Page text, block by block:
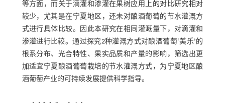
等方面，而关于滴灌和渗灌在果树应用上的对比研究相对
较少，尤其是在宁夏地区，还未对酿酒葡萄的节水灌溉方
式进行具体比较。因此本研究在相同灌溉量下，对滴灌和
渗灌进行比较。通过探究2种灌溉方式对酿酒葡萄‘美乐’的
根系分布、光合特性、果实品质和产量的影响，筛选出更
加适宜宁夏酿酒葡萄栽培的节水灌溉方式，为宁夏地区酿
酒葡萄产业的可持续发展提供科学指导。